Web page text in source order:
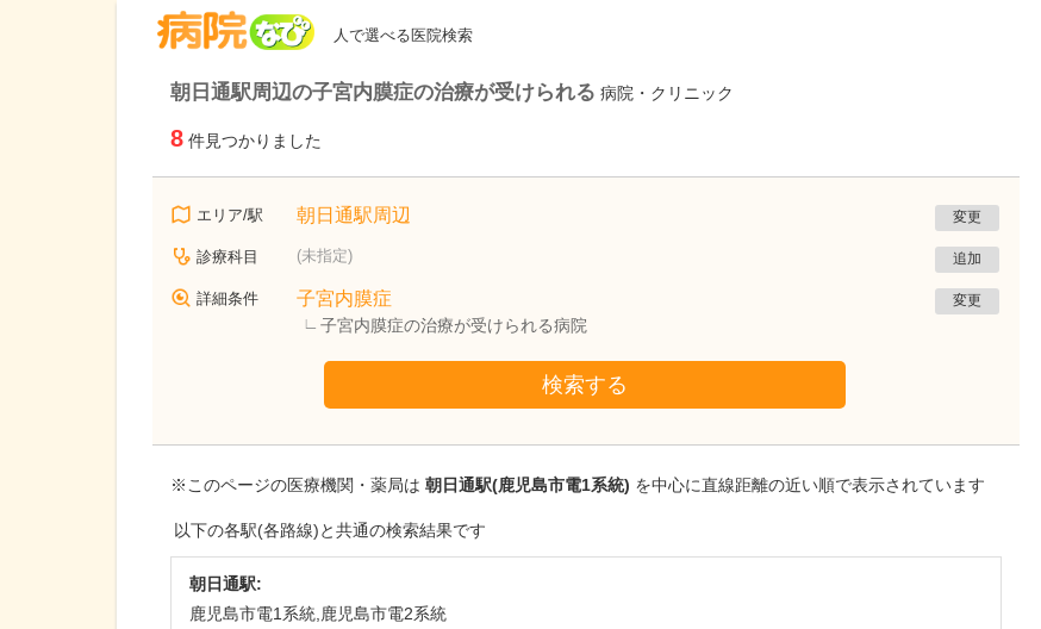
人で選べる医院検索
朝日通駅周辺の子宮内膜症の治療が受けられる 病院・クリニック
8 件見つかりました
エリア/駅 朝日通駅周辺 変更
診療科目 (未指定) 追加
詳細条件 子宮内膜症
子宮内膜症の治療が受けられる病院
変更
検索する
※このページの医療機関・薬局は 朝日通駅(鹿児島市電1系統) を中心に直線距離の近い順で表示されています
以下の各駅(各路線)と共通の検索結果です
朝日通駅:
鹿児島市電1系統,鹿児島市電2系統
あいろ歯科医院
小濱 文色院長取材記事